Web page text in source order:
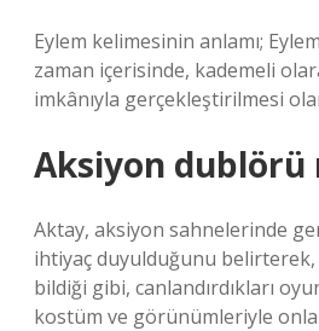
Eylem kelimesinin anlamı;
zaman içerisinde, kademeli
imkânıyla gerçekleştirilmesi
Aksiyon dublörü
Aktay, aksiyon sahnelerinde
ihtiyaç duyulduğunu
bildiği gibi, canlandırdıkları
kostüm ve görünümleriyle